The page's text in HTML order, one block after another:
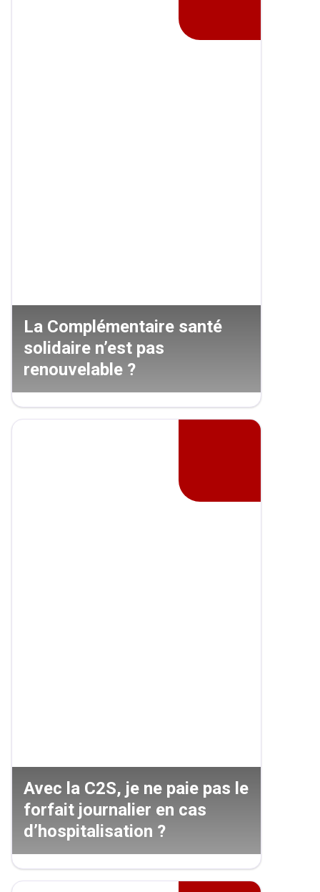
La Complémentaire santé
solidaire n’est pas
renouvelable ?
Avec la C2S, je ne paie pas le
forfait journalier en cas
d’hospitalisation ?